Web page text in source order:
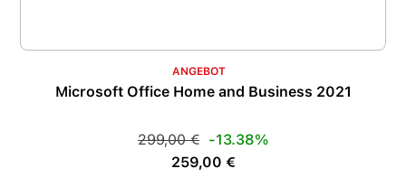
ANGEBOT
Microsoft Office Home and Business 2021
Verkaufspreis:
Regulärer Preis:
299,00 € -13.38%
259,00 €